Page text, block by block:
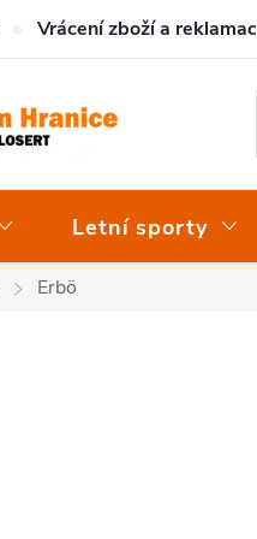
Vrácení zboží a reklamace
Letní sporty
Erbö